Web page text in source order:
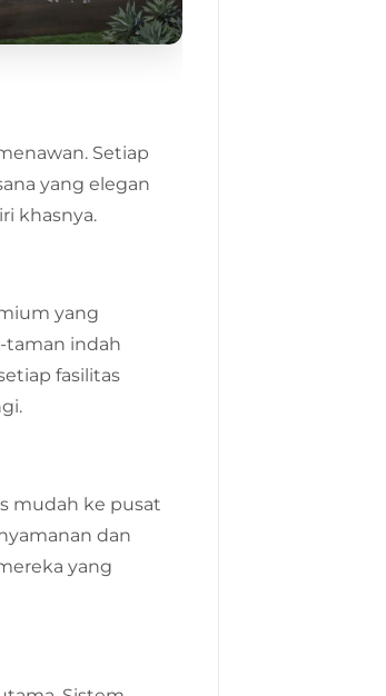
Setiap
yang elegan
khasnya.
yang
taman indah
fasilitas
mudah ke pusat
dan
yang